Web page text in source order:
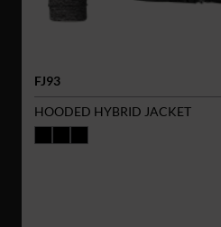
FJ93
HOODED HYBRID JACKET